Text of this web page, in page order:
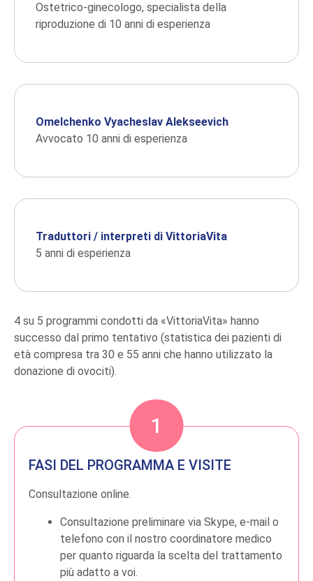
Ostetrico-ginecologo, specialista della
riproduzione di 10 anni di esperienza
Omelchenko Vyacheslav Alekseevich
Avvocato 10 anni di esperienza
Traduttori / interpreti di VittoriaVita
5 anni di esperienza
4 su 5 programmi condotti da «VittoriaVita» hanno
successo dal primo tentativo (statistica dei pazienti di
età compresa tra 30 e 55 anni che hanno utilizzato la
donazione di ovociti).
FASI DEL PROGRAMMA E VISITE
Consultazione online.
Consultazione preliminare via Skype, e-mail o
telefono con il nostro coordinatore medico
per quanto riguarda la scelta del trattamento
più adatto a voi.